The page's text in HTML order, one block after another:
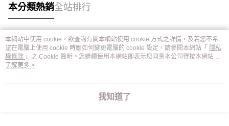
本分類熱銷全站排行
熱門標籤
本網站中使用 cookie，欲查詢有關本網站使用 cookie 方式之詳情，及若您不希
望在電腦上使用 cookie 時應如何變更電腦的 cookie 設定，請參閱本網站「 隱私
權條款 」之 Cookie 聲明。您繼續使用本網站即表示您同意本公司得按本網站使
用條款之 Cookie 聲明使用 cookie。
了解更多 >
我知道了